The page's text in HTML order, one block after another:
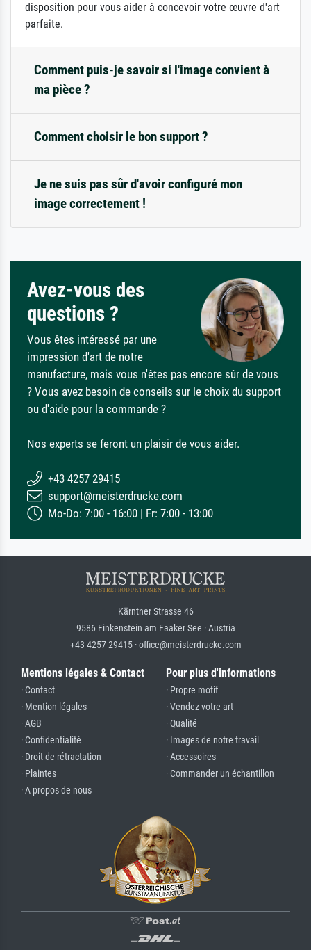
disposition pour vous aider à concevoir votre œuvre d'art
parfaite.
Comment puis-je savoir si l'image convient à
ma pièce ?
Comment choisir le bon support ?
Je ne suis pas sûr d'avoir configuré mon
image correctement !
Avez-vous des
questions ?
Vous êtes intéressé par une
impression d'art de notre
manufacture, mais vous n'êtes pas encore sûr de vous
? Vous avez besoin de conseils sur le choix du support
ou d'aide pour la commande ?
Nos experts se feront un plaisir de vous aider.
+43 4257 29415
support@meisterdrucke.com
Mo-Do: 7:00 - 16:00 | Fr: 7:00 - 13:00
Kärntner Strasse 46
9586 Finkenstein am Faaker See · Austria
+43 4257 29415 · office@meisterdrucke.com
Mentions légales & Contact
· Contact
· Mention légales
· AGB
· Confidentialité
· Droit de rétractation
· Plaintes
· A propos de nous
Pour plus d'informations
· Propre motif
· Vendez votre art
· Qualité
· Images de notre travail
· Accessoires
· Commander un échantillon